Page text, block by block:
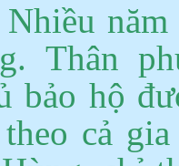
Nhiều
Thân
bảo hộ
theo cả